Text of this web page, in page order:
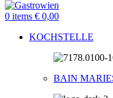
0 items € 0,00
KOCHSTELLE
BAIN